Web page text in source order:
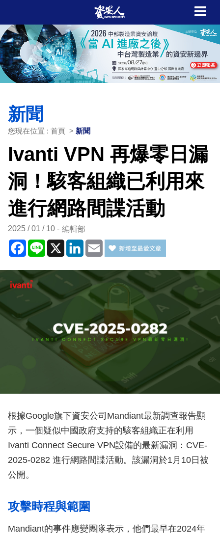
新聞
您現在位置 : 首頁 > 新聞
Ivanti VPN 再爆零日漏
洞！駭客組織已利用來
進行網路間諜活動
2025 / 01 / 10 編輯部
Facebook
Line X LinkedIn
Email
根據Google旗下資安公司Mandiant最新調查報告顯
示，一個疑似中國政府支持的駭客組織正在利用
Ivanti Connect Secure VPN設備的最新漏洞：CVE-
2025-0282 進行網路間諜活動。該漏洞於1月10日被
公開。
攻擊時程與範圍
Mandiant的事件應變團隊表示，他們最早在2024年